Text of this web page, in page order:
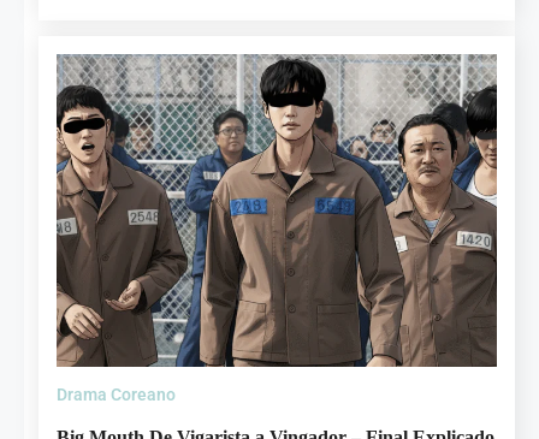
Drama Coreano